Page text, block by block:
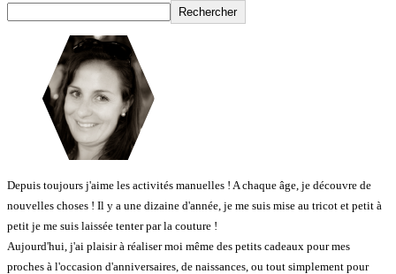
Rechercher
Depuis toujours j'aime les activités manuelles ! A chaque âge, je découvre de
nouvelles choses ! Il y a une dizaine d'année, je me suis mise au tricot et petit à
petit je me suis laissée tenter par la couture !
Aujourd'hui, j'ai plaisir à réaliser moi même des petits cadeaux pour mes
proches à l'occasion d'anniversaires, de naissances, ou tout simplement pour